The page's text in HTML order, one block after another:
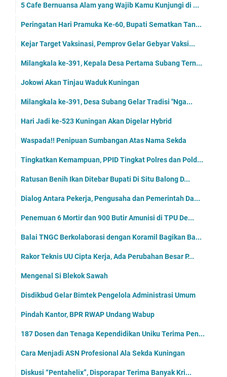
5 Cafe Bernuansa Alam yang Wajib Kamu Kunjungi di ...
Peringatan Hari Pramuka Ke-60, Bupati Sematkan Tan...
Kejar Target Vaksinasi, Pemprov Gelar Gebyar Vaksi...
Milangkala ke-391, Kepala Desa Pertama Subang Tern...
Jokowi Akan Tinjau Waduk Kuningan
Milangkala ke-391, Desa Subang Gelar Tradisi "Nga...
Hari Jadi ke-523 Kuningan Akan Digelar Hybrid
Waspada!! Penipuan Sumbangan Atas Nama Sekda
Tingkatkan Kemampuan, PPID Tingkat Polres dan Pold...
Ratusan Benih Ikan Ditebar Bupati Di Situ Balong D...
Dialog Antara Pekerja, Pengusaha dan Pemerintah Da...
Penemuan 6 Mortir dan 900 Butir Amunisi di TPU De...
Balai TNGC Berkolaborasi dengan Koramil Bagikan Ba...
Rakor Teknis UU Cipta Kerja, Ada Perubahan Besar P...
Mengenal Si Blekok Sawah
Disdikbud Gelar Bimtek Pengelola Administrasi Umum
Pindah Kantor, BPR RWAP Undang Wabup
187 Dosen dan Tenaga Kependidikan Uniku Terima Pen...
Cara Menjadi ASN Profesional Ala Sekda Kuningan
Diskusi “Pentahelix”, Disporapar Terima Banyak Kri...